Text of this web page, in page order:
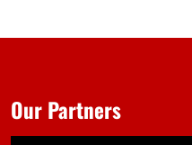
Our Partners